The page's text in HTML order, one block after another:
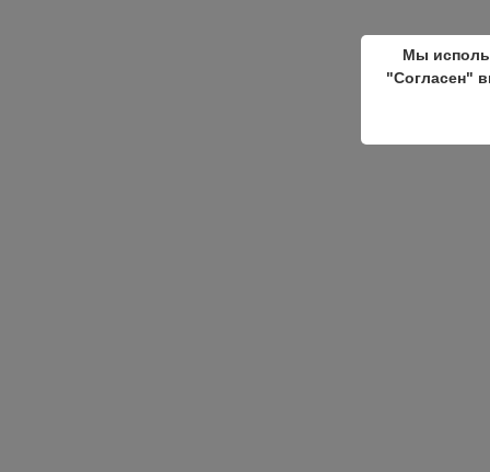
Мы
"Согласен"